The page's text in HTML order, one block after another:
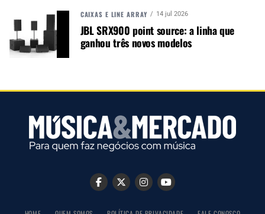
CAIXAS E LINE ARRAY 14 jul 2026
JBL SRX900 point source: a linha que
ganhou três novos modelos